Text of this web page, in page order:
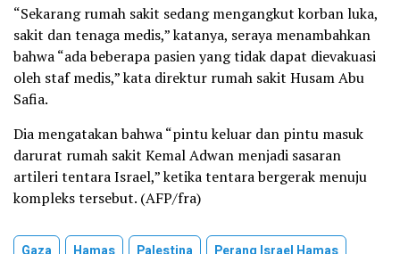
“Sekarang rumah sakit sedang mengangkut korban luka,
sakit dan tenaga medis,” katanya, seraya menambahkan
bahwa “ada beberapa pasien yang tidak dapat dievakuasi
oleh staf medis,” kata direktur rumah sakit Husam Abu
Safia.
Dia mengatakan bahwa “pintu keluar dan pintu masuk
darurat rumah sakit Kemal Adwan menjadi sasaran
artileri tentara Israel,” ketika tentara bergerak menuju
kompleks tersebut. (AFP/fra)